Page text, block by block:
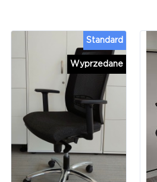
Wyprzedane
Standard